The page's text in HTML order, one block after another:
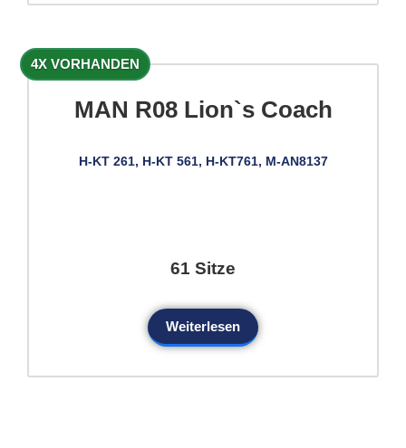
4X VORHANDEN
MAN R08 Lion`s Coach
H-KT 261, H-KT 561, H-KT761, M-AN8137
61 Sitze
Weiterlesen